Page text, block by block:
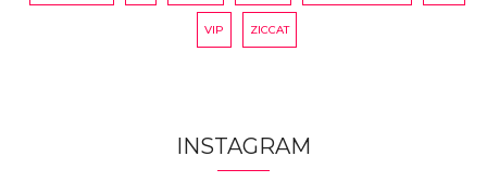
VIP ZICCAT
INSTAGRAM